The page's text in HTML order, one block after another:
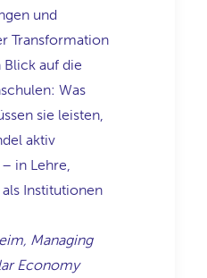
und
Transformation
auf die
Was
sie leisten,
aktiv
in Lehre,
Institutionen
, Managing
Economy